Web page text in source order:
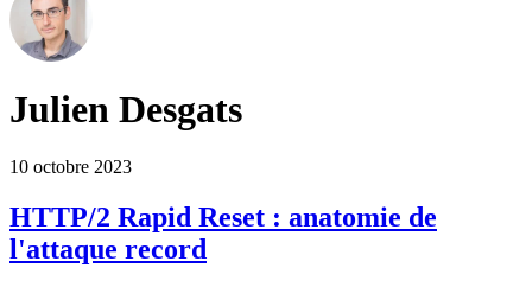
Julien Desgats
10 octobre 2023
HTTP/2 Rapid Reset : anatomie de
l'attaque record